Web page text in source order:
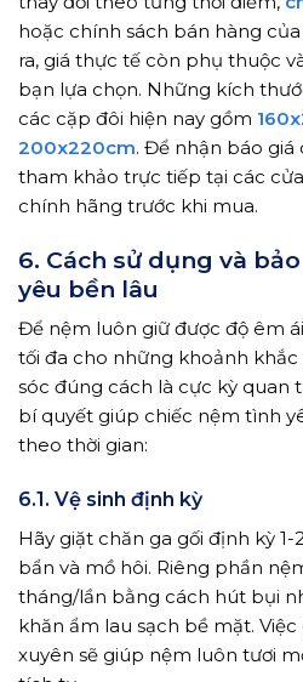
hoặc chính sách bán hàng
ra, giá thực tế còn phụ thuộc
bạn lựa chọn. Những kích
các cặp đôi hiện nay gồm
200x220cm. Để nhận báo
tham khảo trực tiếp tại các
chính hãng trước khi mua.
6. Cách sử dụng và
yêu bền lâu
Để nệm luôn giữ được độ êm
tối đa cho những khoảnh
sóc đúng cách là cực kỳ quan
bí quyết giúp chiếc nệm tình
theo thời gian:
6.1. Vệ sinh định kỳ
Hãy giặt chăn ga gối định kỳ
bẩn và mồ hôi. Riêng phần
tháng/lần bằng cách hút bụi
khăn ẩm lau sạch bề mặt.
xuyên sẽ giúp nệm luôn tươi